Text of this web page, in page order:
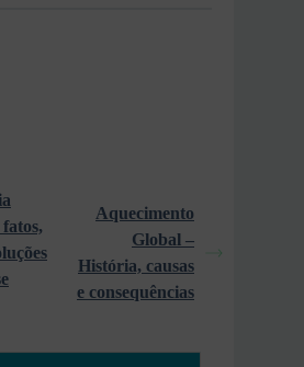
Aquecimento
Global –
História, causas
e consequências